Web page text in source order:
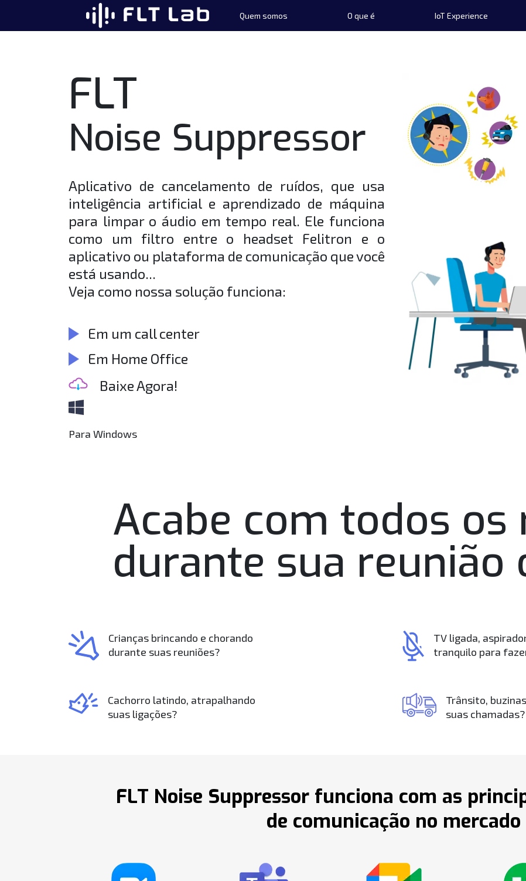
Pular para o conteúdo
Navegação principal
Quem somos O que é IoT Experience
FLT
Noise Suppressor
Aplicativo de cancelamento de ruídos, que usa
inteligência artificial e aprendizado de máquina
para limpar o áudio em tempo real. Ele funciona
como um filtro entre o headset Felitron e o
aplicativo ou plataforma de comunicação que você
está usando...
Veja como nossa solução funciona:
Em um call center
Em Home Office
Baixe Agora!
Para Windows
Acabe com todos os
durante sua reunião
Crianças brincando e chorando
durante suas reuniões?
Cachorro latindo, atrapalhando
suas ligações?
TV ligada,
tranquilo para
Trânsito,
suas chamadas?
FLT Noise Suppressor funciona com as
de comunicação no mercado